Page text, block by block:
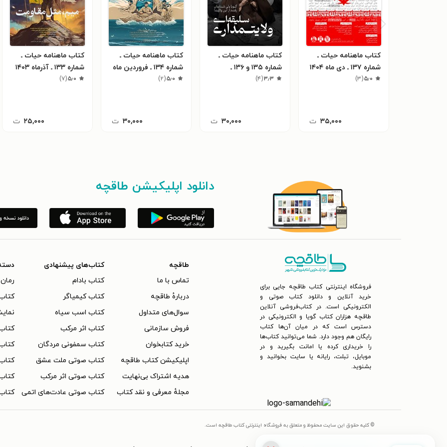
کتاب ماهنامه حیات ـ
شماره ۱۳۷ ـ دی ماه ۱۴۰۴
۵٫۰(۳)
۳۵,۰۰۰ ت
کتاب ماهنامه حیات ـ
شماره ۱۳۵ و ۱۳۶ ـ
تابستان ۱۴۰۴
۳٫۳(۴)
۳۰,۰۰۰ ت
کتاب ماهنامه حیات ـ
شماره ۱۳۴ ـ فروردین‌ ماه
۱۴۰۴
۵٫۰(۲)
۳۰,۰۰۰ ت
کتاب ماهنامه حیات ـ
شماره ۱۳۳ ـ آذرماه ۱۴۰۳
۵٫۰(۷)
۲۵,۰۰۰ ت
دانلود اپلیکیشن طاقچه
فروشگاه اینترنتی کتاب طاقچه جایی برای
خرید آنلاین و دانلود کتاب صوتی و
الکترونیکی است. در کتاب‌فروشی آنلاین
طاقچه هزاران کتاب گویا و الکترونیکی در
دسترس است که در میان آن‌ها کتاب
رایگان هم وجود دارد. شما می‌توانید کتاب‌ها
را خریداری کرده یا امانت بگیرید و در
موبایل، تبلت، رایانه یا سایت بخوانید و
بشنوید.
طاقچه
تماس با ما
دربارهٔ طاقچه
سوال‌های متداول
فروش سازمانی
خرید کتابخوان
اپلیکیشن کتاب طاقچه
هدیه اشتراک بی‌نهایت
مجلهٔ معرفی و نقد کتاب
کتاب‌های پیشنهادی
کتاب بادام
کتاب کیمیاگر
کتاب اسب سیاه
کتاب اثر مرکب
کتاب سمفونی مردگان
کتاب صوتی ملت عشق
کتاب صوتی اثر مرکب
کتاب صوتی عادت‌های اتمی
© کلیه حقوق این سایت محفوظ و متعلق به فروشگاه اینترنتی کتاب طاقچه است.